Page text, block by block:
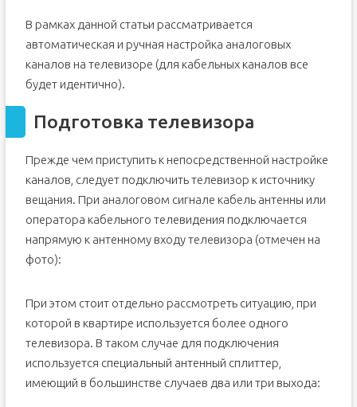
В рамках данной статьи рассматривается
автоматическая и ручная настройка аналоговых
каналов на телевизоре (для кабельных каналов все
будет идентично).
Подготовка телевизора
Прежде чем приступить к непосредственной настройке
каналов, следует подключить телевизор к источнику
вещания. При аналоговом сигнале кабель антенны или
оператора кабельного телевидения подключается
напрямую к антенному входу телевизора (отмечен на
фото):
При этом стоит отдельно рассмотреть ситуацию, при
которой в квартире используется более одного
телевизора. В таком случае для подключения
используется специальный антенный сплиттер,
имеющий в большинстве случаев два или три выхода: